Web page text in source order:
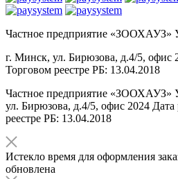
Частное предприятие «ЗООХАУЗ»
г. Минск, ул. Бирюзова, д.4/5, офис
Торговом реестре РБ: 13.04.2018
Частное предприятие «ЗООХАУЗ»
ул. Бирюзова, д.4/5, офис 2024
реестре РБ: 13.04.2018
Истекло время для оформления
обновлена